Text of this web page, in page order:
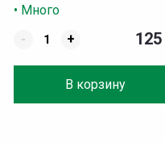
• Много
-
+
В корзину
125